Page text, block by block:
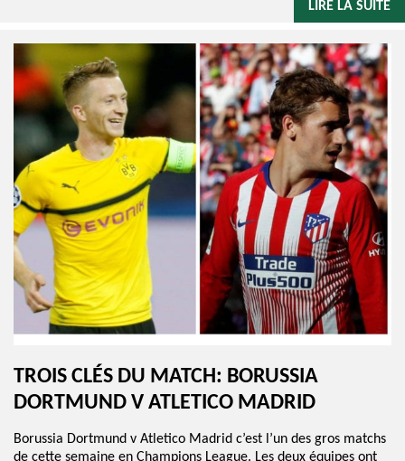
LIRE LA SUITE
TROIS CLÉS DU MATCH: BORUSSIA
DORTMUND V ATLETICO MADRID
Borussia Dortmund v Atletico Madrid c’est l’un des gros matchs
de cette semaine en Champions League. Les deux équipes ont